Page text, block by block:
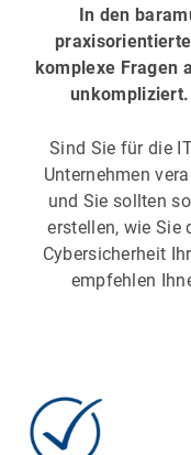
In den
komplexe Fragen
Sind Sie für die
Unternehmen
und Sie sollten
erstellen, wie Sie
Cybersicherheit
empfehlen